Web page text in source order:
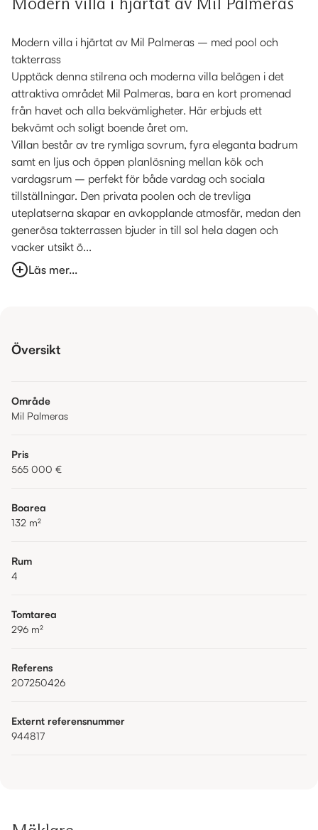
Modern villa i hjärtat av Mil Palmeras – med pool och
takterrass
Upptäck denna stilrena och moderna villa belägen i det
attraktiva området Mil Palmeras, bara en kort promenad
från havet och alla bekvämligheter. Här erbjuds ett
bekvämt och soligt boende året om.
Villan består av tre rymliga sovrum, fyra eleganta badrum
samt en ljus och öppen planlösning mellan kök och
vardagsrum – perfekt för både vardag och sociala
tillställningar. Den privata poolen och de trevliga
uteplatserna skapar en avkopplande atmosfär, medan den
generösa takterrassen bjuder in till sol hela dagen och
vacker utsikt ö...
Läs mer...
Översikt
Område
Mil Palmeras
Pris
565 000 €
Boarea
132 m²
Rum
4
Tomtarea
296 m²
Referens
207250426
Externt referensnummer
944817